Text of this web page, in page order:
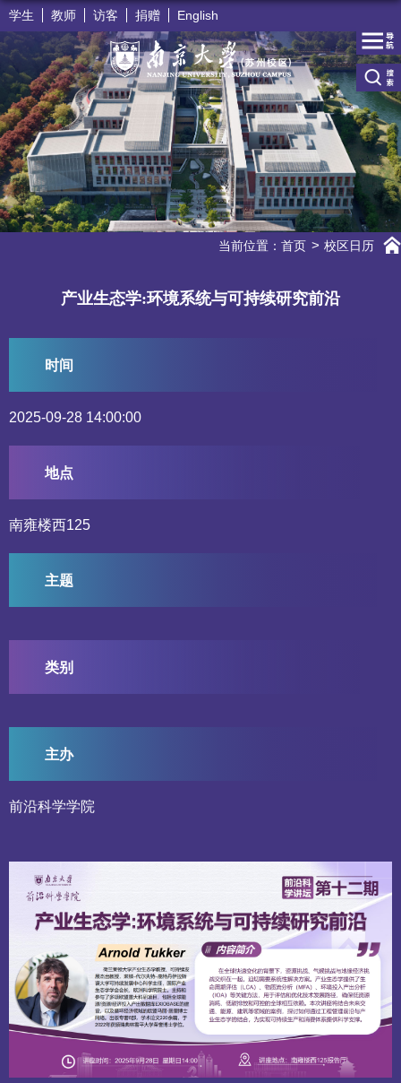
学生 教师 访客 捐赠 English
当前位置： 首页 校区日历
产业生态学:环境系统与可持续研究前沿
时间
2025-09-28 14:00:00
地点
南雍楼西125
主题
类别
主办
前沿科学学院